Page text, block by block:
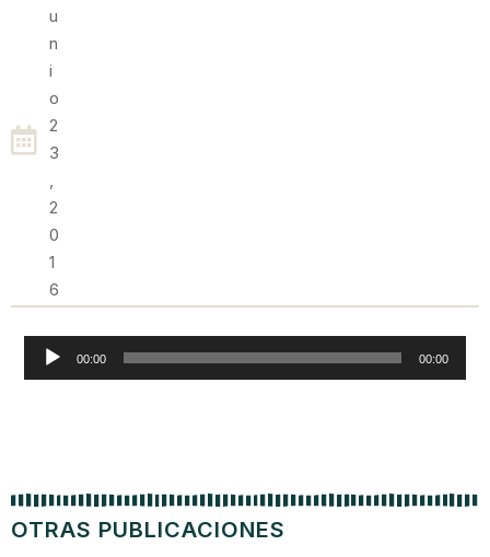
U
N
I
O
2
3
,
2
0
1
6
Reproductor
de
00:00 00:00
OTRAS PUBLICACIONES